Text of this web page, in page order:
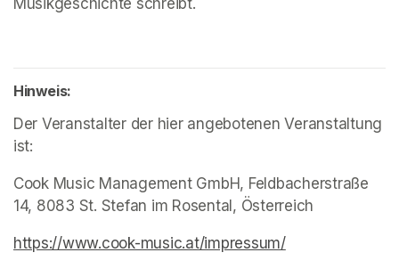
Musikgeschichte schreibt.
Hinweis:
Der Veranstalter der hier angebotenen Veranstaltung
ist:
Cook Music Management GmbH, Feldbacherstraße
14, 8083 St. Stefan im Rosental, Österreich
https://www.cook-music.at/impressum/(opens in a